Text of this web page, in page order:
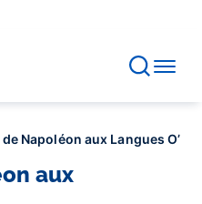
Napoléon aux Langues O’
aux